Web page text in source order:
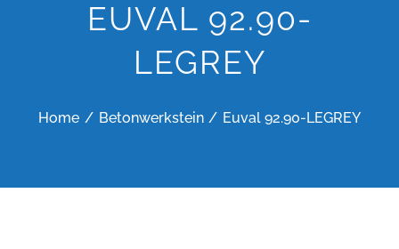
EUVAL 92.90-
LEGREY
Home Betonwerkstein Euval 92.90-LEGREY